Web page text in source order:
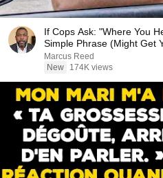
If Cops Ask: "Where You
Simple Phrase (Might Get
Marcus Reed
New
174K views